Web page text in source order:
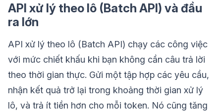
API xử lý theo lô (Batch API) và đầu
ra lớn
API xử lý theo lô (Batch API) chạy các công việc
với mức chiết khấu khi bạn không cần câu trả lời
theo thời gian thực. Gửi một tập hợp các yêu cầu,
nhận kết quả trở lại trong khoảng thời gian xử lý
lô, và trả ít tiền hơn cho mỗi token. Nó cũng tăng